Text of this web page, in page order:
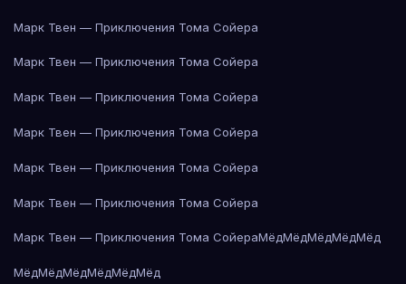
Марк Твен — Приключения Тома Сойера
Марк Твен — Приключения Тома Сойера
Марк Твен — Приключения Тома Сойера
Марк Твен — Приключения Тома Сойера
Марк Твен — Приключения Тома Сойера
Марк Твен — Приключения Тома Сойера
Марк Твен — Приключения Тома СойераМёдМёдМёдМёдМёд
МёдМёдМёдМёдМёдМёд